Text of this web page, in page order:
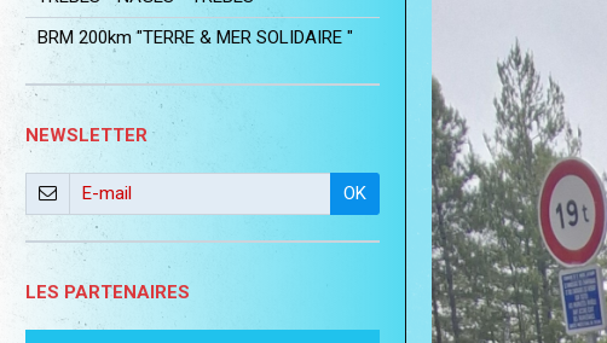
BRM 200km "TERRE & MER SOLIDAIRE "
NEWSLETTER
OK
LES PARTENAIRES